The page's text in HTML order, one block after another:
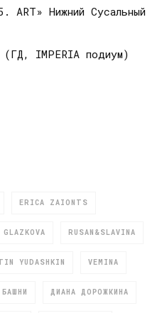
ART» Нижний Сусальный
(ГД, IMPERIA подиум)
ERICA ZAIONTS
RUSAN&SLAVINA
YUDASHKIN VEMINA
ДИАНА ДОРОЖКИНА